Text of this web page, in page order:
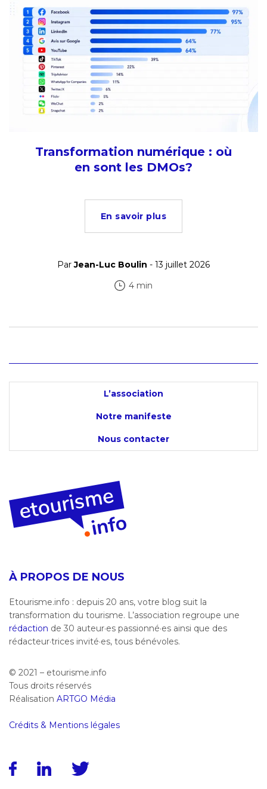
Transformation numérique : où
en sont les DMOs?
En savoir plus
ParJean-Luc Boulin - 13 juillet 2026
4 min
L’association
Notre manifeste
Nous contacter
À PROPOS DE NOUS
Etourisme.info : depuis 20 ans, votre blog suit la
transformation du tourisme. L’association regroupe une
rédaction de 30 auteur·es passionné·es ainsi que des
rédacteur·trices invité·es, tous bénévoles.
© 2021 – etourisme.info
Tous droits réservés
Réalisation ARTGO Média
Crédits & Mentions légales